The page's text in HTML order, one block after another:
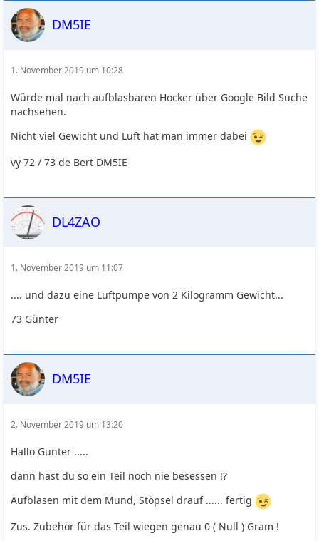
DM5IE
1. November 2019 um 10:28
Würde mal nach aufblasbaren Hocker über Google Bild Suche
nachsehen.
Nicht viel Gewicht und Luft hat man immer dabei
vy 72 / 73 de Bert DM5IE
DL4ZAO
1. November 2019 um 11:07
.... und dazu eine Luftpumpe von 2 Kilogramm Gewicht...
73 Günter
DM5IE
2. November 2019 um 13:20
Hallo Günter .....
dann hast du so ein Teil noch nie besessen !?
Aufblasen mit dem Mund, Stöpsel drauf ...... fertig
Zus. Zubehör für das Teil wiegen genau 0 ( Null ) Gram !